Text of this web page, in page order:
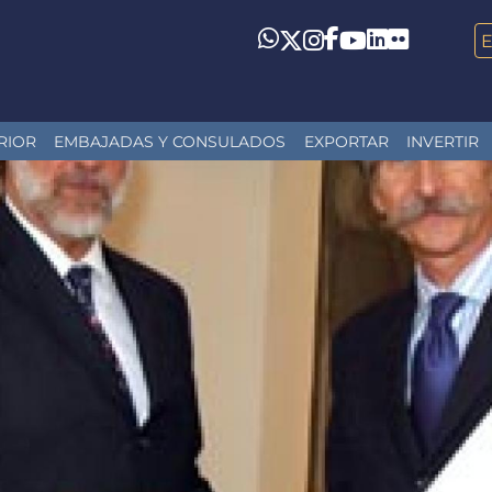
Whatsapp
Twitter
Instagram
Facebook
YouTube
LinkedIn
Flickr
EMBAJADAS Y CONSULADOS EXPORTAR INVERTIR